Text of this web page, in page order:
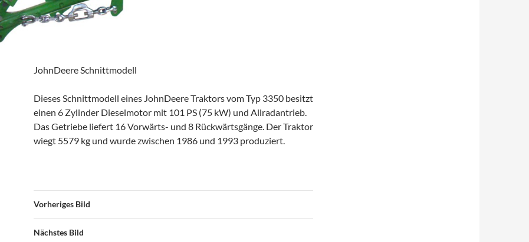
JohnDeere Schnittmodell
Dieses Schnittmodell eines JohnDeere Traktors vom Typ 3350 besitzt
einen 6 Zylinder Dieselmotor mit 101 PS (75 kW) und Allradantrieb.
Das Getriebe liefert 16 Vorwärts- und 8 Rückwärtsgänge. Der Traktor
wiegt 5579 kg und wurde zwischen 1986 und 1993 produziert.
Vorheriges Bild
Nächstes Bild